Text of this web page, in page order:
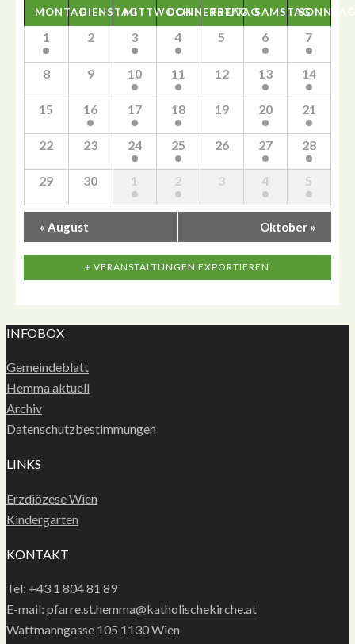
Kalender
von
Veranstaltungen
Kalender
Veranstaltungen
MONTAGDIENSTAGMITTWOCHDONNERSTAG
FREITAGSAMSTAGSONNTAG
1 2 3 4 5 6 7
8 9 10 11 12 13 14
15 16 17 18 19 20 21
22 23 24 25 26 27 28
29 30 1 2 3 4 5
«August Oktober »
+ VERANSTALTUNGEN EXPORTIEREN
INFOBOX
Gemeindeblatt
Hemma aktuell
Archiv
Datenschutzbestimmungen
LINKS
Erzdiözese Wien
Kindergarten
KONTAKT
Tel: +43 1 804 81 89
E-mail: pfarre.st.hemma@katholischekirche.at
Wattmanngasse 105 1130 Wien